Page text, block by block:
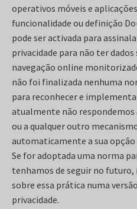
operativos móveis e
funcionalidade ou definição
pode ser activada para
privacidade para não ter dados
navegação online
não foi finalizada nenhuma
para reconhecer e
atualmente não respondemos
ou a qualquer outro
automaticamente a sua
Se for adoptada uma norma
tenhamos de seguir no
sobre essa prática numa
privacidade.